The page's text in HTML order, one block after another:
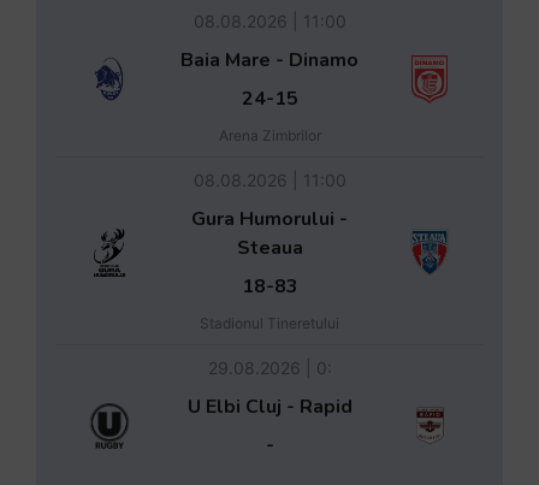
08.08.2026 | 11:00
Baia Mare - Dinamo
24-15
Arena Zimbrilor
08.08.2026 | 11:00
Gura Humorului -
Steaua
18-83
Stadionul Tineretului
29.08.2026 | 0:
U Elbi Cluj - Rapid
-